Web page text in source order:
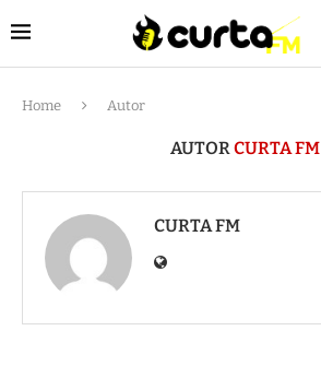
Home Autor
AUTORCURTA FM
CURTA FM